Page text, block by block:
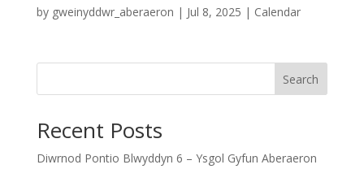
by gweinyddwr_aberaeron | Jul 8, 2025 | Calendar
Search
Recent Posts
Diwrnod Pontio Blwyddyn 6 – Ysgol Gyfun Aberaeron